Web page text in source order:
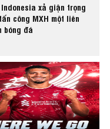
Indonesia xả giận trọng
công MXH một liên
bóng đá